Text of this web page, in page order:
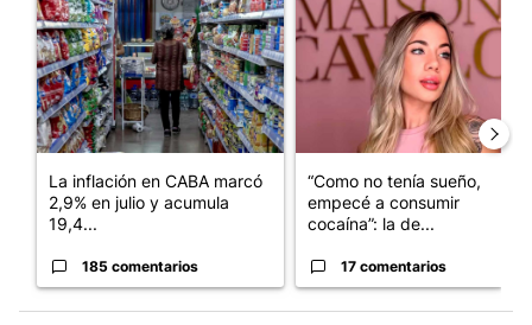
La inflación en CABA marcó
2,9% en julio y acumula
19,4...
185 comentarios
“Como no tenía sueño,
empecé a consumir
cocaína”: la de...
17 comentarios